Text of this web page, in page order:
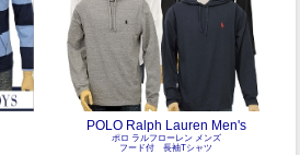
POLO Ralph Lauren Men's
ポロ ラルフローレン メンズ
フード付 長袖Tシャツ